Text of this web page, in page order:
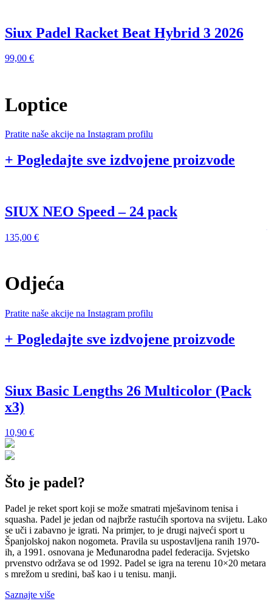
Siux Padel Racket Beat Hybrid 3 2026
99,00 €
Loptice
Pratite naše akcije na Instagram profilu
+ Pogledajte sve izdvojene proizvode
SIUX NEO Speed – 24 pack
135,00 €
Odjeća
Pratite naše akcije na Instagram profilu
+ Pogledajte sve izdvojene proizvode
Siux Basic Lengths 26 Multicolor (Pack
x3)
10,90 €
Što je padel?
Padel je reket sport koji se može smatrati mješavinom tenisa i
squasha. Padel je jedan od najbrže rastućih sportova na svijetu. Lako
se uči i zabavno je igrati. Na primjer, to je drugi najveći sport u
Španjolskoj nakon nogometa. Pravila su uspostavljena ranih 1970-
ih, a 1991. osnovana je Međunarodna padel federacija. Svjetsko
prvenstvo održava se od 1992. Padel se igra na terenu 10×20 metara
s mrežom u sredini, baš kao i u tenisu. manji.
Saznajte više